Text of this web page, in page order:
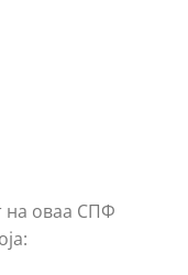
на оваа СПФ